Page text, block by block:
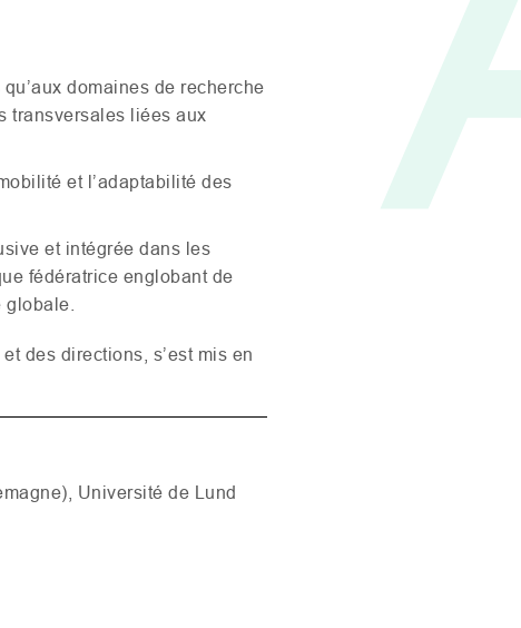
domaines de recherche
transversales liées aux
et l’adaptabilité des
et intégrée dans les
fédératrice englobant de
des directions, s’est mis en
Université de Lund